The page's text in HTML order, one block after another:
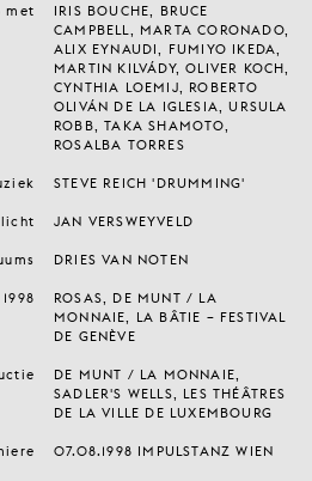
met
IRIS BOUCHE, BRUCE
CAMPBELL, MARTA CORONADO,
ALIX EYNAUDI, FUMIYO IKEDA,
MARTIN KILVÁDY, OLIVER KOCH,
CYNTHIA LOEMIJ, ROBERTO
OLIVÁN DE LA IGLESIA, URSULA
ROBB, TAKA SHAMOTO,
ROSALBA TORRES
STEVE REICH 'DRUMMING'
licht JAN VERSWEYVELD
DRIES VAN NOTEN
ROSAS, DE MUNT / LA
MONNAIE, LA BÂTIE – FESTIVAL
DE GENÈVE
DE MUNT / LA MONNAIE,
SADLER'S WELLS, LES THÉÂTRES
DE LA VILLE DE LUXEMBOURG
07.08.1998 IMPULSTANZ WIEN